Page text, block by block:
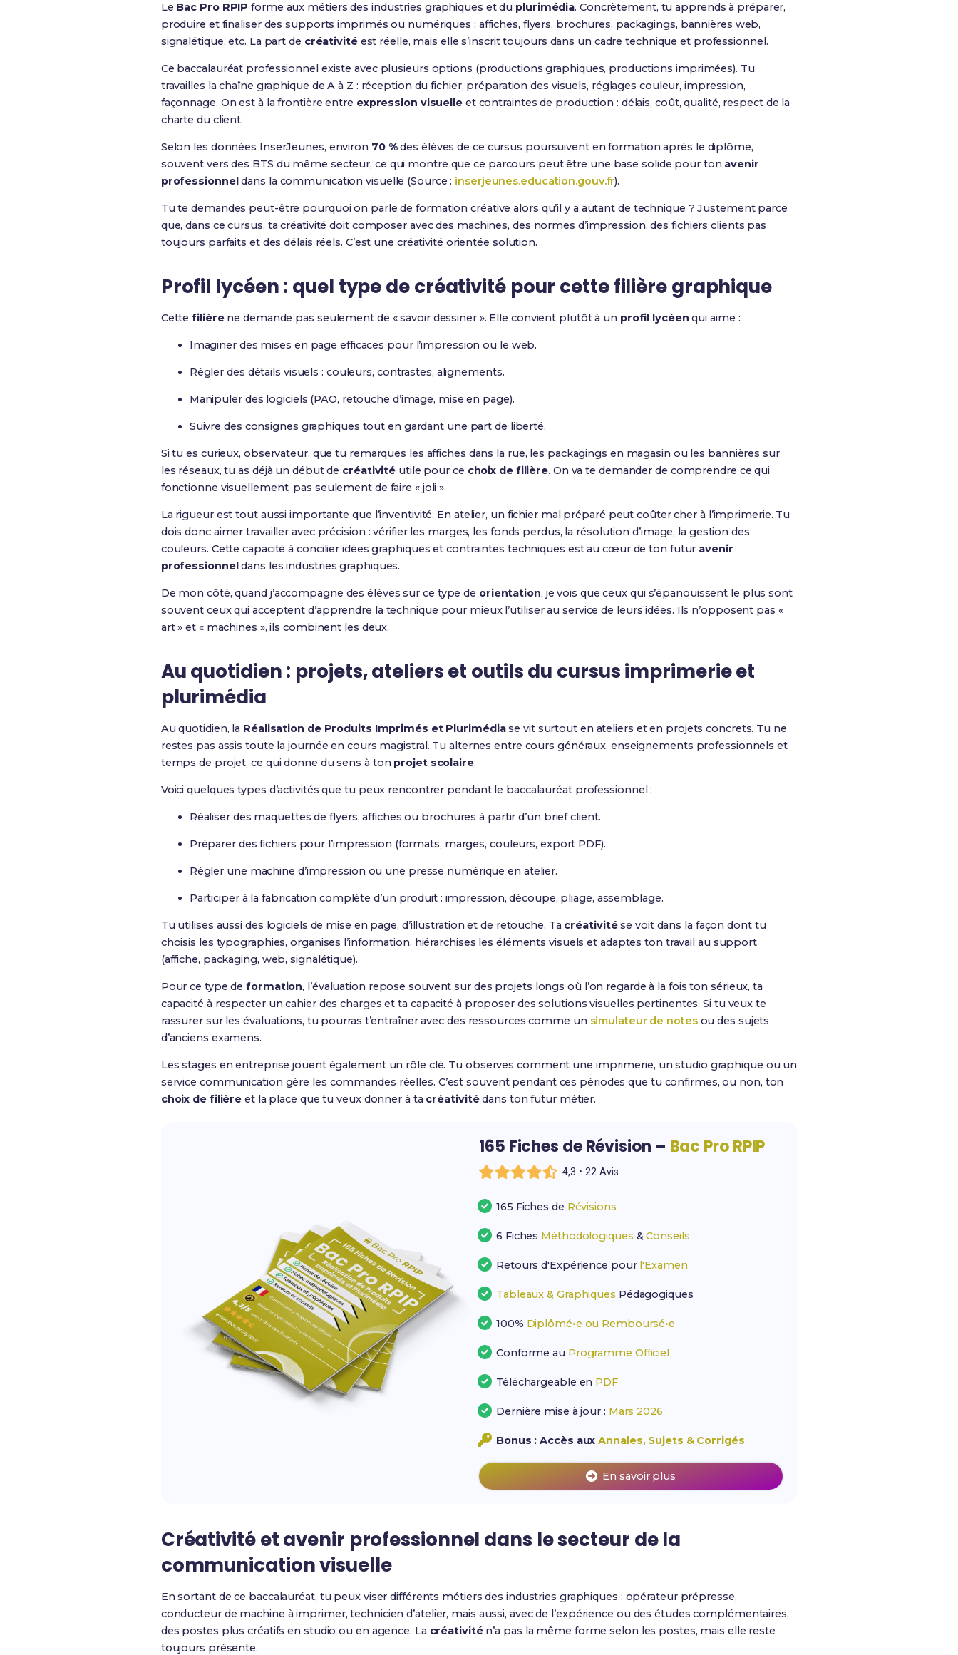
Le Bac Pro RPIP forme aux métiers des industries graphiques et du plurimédia. Concrètement, tu apprends à préparer,
produire et finaliser des supports imprimés ou numériques : affiches, flyers, brochures, packagings, bannières web,
signalétique, etc. La part de créativitéest réelle, mais elle s’inscrit toujours dans un cadre technique et professionnel.
Ce baccalauréat professionnel existe avec plusieurs options (productions graphiques, productions imprimées). Tu
travailles la chaîne graphique de A à Z : réception du fichier, préparation des visuels, réglages couleur, impression,
façonnage. On est à la frontière entre expression visuelleet contraintes de production : délais, coût, qualité, respect de la
charte du client.
Selon les données InserJeunes, environ 70 %des élèves de ce cursus poursuivent en formation après le diplôme,
souvent vers des BTS du même secteur, ce qui montre que ce parcours peut être une base solide pour ton avenir
professionneldans la communication visuelle (Source : inserjeunes.education.gouv.fr).
Tu te demandes peut-être pourquoi on parle de formation créative alors qu’il y a autant de technique ? Justement parce
que, dans ce cursus, ta créativité doit composer avec des machines, des normes d’impression, des fichiers clients pas
toujours parfaits et des délais réels. C’est une créativité orientée solution.
Profil lycéen : quel type de créativité pour cette filière graphique
Cettefilièrene demande pas seulement de « savoir dessiner ». Elle convient plutôt à un profil lycéen qui aime :
Imaginer des mises en page efficaces pour l’impression ou le web.
Régler des détails visuels : couleurs, contrastes, alignements.
Manipuler des logiciels (PAO, retouche d’image, mise en page).
Suivre des consignes graphiques tout en gardant une part de liberté.
Si tu es curieux, observateur, que tu remarques les affiches dans la rue, les packagings en magasin ou les bannières sur
les réseaux, tu as déjà un début de créativité utile pour ce choix de filière. On va te demander de comprendre ce qui
fonctionne visuellement, pas seulement de faire « joli ».
La rigueur est tout aussi importante que l’inventivité. En atelier, un fichier mal préparé peut coûter cher à l’imprimerie. Tu
dois donc aimer travailler avec précision : vérifier les marges, les fonds perdus, la résolution d’image, la gestion des
couleurs. Cette capacité à concilier idées graphiques et contraintes techniques est au cœur de ton futur avenir
professionneldans les industries graphiques.
De mon côté, quand j’accompagne des élèves sur ce type de orientation, je vois que ceux qui s’épanouissent le plus sont
souvent ceux qui acceptent d’apprendre la technique pour mieux l’utiliser au service de leurs idées. Ils n’opposent pas «
art » et « machines », ils combinent les deux.
Au quotidien : projets, ateliers et outils du cursus imprimerie et
plurimédia
Au quotidien, la Réalisation de Produits Imprimés et Plurimédiase vit surtout en ateliers et en projets concrets. Tu ne
restes pas assis toute la journée en cours magistral. Tu alternes entre cours généraux, enseignements professionnels et
temps de projet, ce qui donne du sens à ton projet scolaire.
Voici quelques types d’activités que tu peux rencontrer pendant le baccalauréat professionnel :
Réaliser des maquettes de flyers, affiches ou brochures à partir d’un brief client.
Préparer des fichiers pour l’impression (formats, marges, couleurs, export PDF).
Régler une machine d’impression ou une presse numérique en atelier.
Participer à la fabrication complète d’un produit : impression, découpe, pliage, assemblage.
Tu utilises aussi des logiciels de mise en page, d’illustration et de retouche. Ta créativitése voit dans la façon dont tu
choisis les typographies, organises l’information, hiérarchises les éléments visuels et adaptes ton travail au support
(affiche, packaging, web, signalétique).
Pour ce type deformation, l’évaluation repose souvent sur des projets longs où l’on regarde à la fois ton sérieux, ta
capacité à respecter un cahier des charges et ta capacité à proposer des solutions visuelles pertinentes. Si tu veux te
rassurer sur les évaluations, tu pourras t’entraîner avec des ressources comme un simulateur de notesou des sujets
d’anciens examens.
Les stages en entreprise jouent également un rôle clé. Tu observes comment une imprimerie, un studio graphique ou un
service communication gère les commandes réelles. C’est souvent pendant ces périodes que tu confirmes, ou non, ton
choix de filière et la place que tu veux donner à ta créativitédans ton futur métier.
165 Fiches de Révision – Bac Pro RPIP
4,3 • 22 Avis
165 Fiches de Révisions
6 Fiches Méthodologiques &Conseils
Retours d'Expérience pour l'Examen
Tableaux & Graphiques Pédagogiques
100% Diplômé•e ou Remboursé•e
Conforme au Programme Officiel
Téléchargeable en PDF
Dernière mise à jour : Mars 2026
Bonus : Accès auxAnnales, Sujets & Corrigés
En savoir plus
Créativité et avenir professionnel dans le secteur de la
communication visuelle
En sortant de ce baccalauréat, tu peux viser différents métiers des industries graphiques : opérateur prépresse,
conducteur de machine à imprimer, technicien d’atelier, mais aussi, avec de l’expérience ou des études complémentaires,
des postes plus créatifs en studio ou en agence. La créativitén’a pas la même forme selon les postes, mais elle reste
toujours présente.